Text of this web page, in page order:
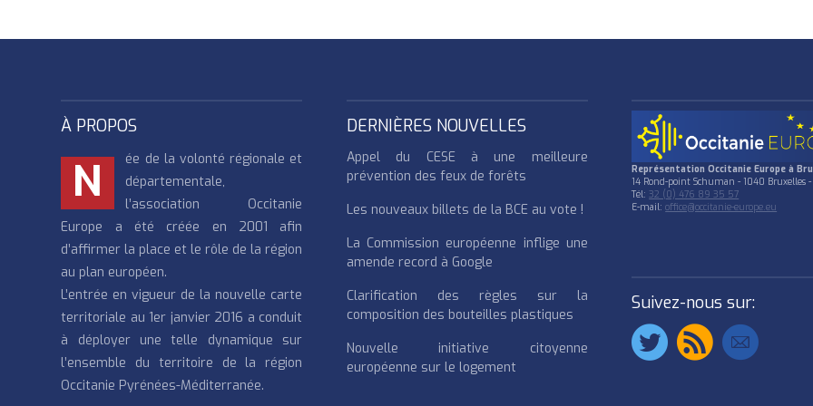
À PROPOS
N
ée de la volonté régionale et
départementale,
l’association Occitanie
Europe a été créée en 2001 afin
d’affirmer la place et le rôle de la région
au plan européen.
L’entrée en vigueur de la nouvelle carte
territoriale au 1er janvier 2016 a conduit
à déployer une telle dynamique sur
l’ensemble du territoire de la région
Occitanie Pyrénées-Méditerranée.
DERNIÈRES NOUVELLES
Appel du CESE à une meilleure
prévention des feux de forêts
Les nouveaux billets de la BCE au vote !
La Commission européenne inflige une
amende record à Google
Clarification des règles sur la
composition des bouteilles plastiques
Nouvelle initiative citoyenne
européenne sur le logement
Représentation Occitanie Europe à
14 Rond-point Schuman - 1040 Bruxelles
Tél:32 (0) 476 89 35 57
E-mail:office@occitanie-europe.eu
Suivez-nous sur: